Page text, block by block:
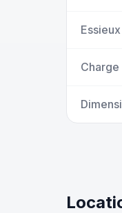
Essieux
Charge